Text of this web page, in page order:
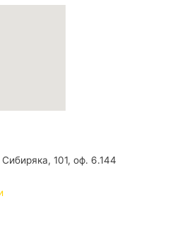
101, оф. 6.144